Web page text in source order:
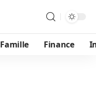
Famille Finance